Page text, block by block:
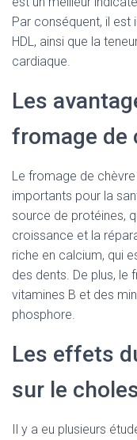
Par conséquent, il est
HDL, ainsi que la
cardiaque.
Les
fromage de
Le fromage de
importants pour la
source de protéines,
croissance et la
riche en calcium, qui
des dents. De plus,
vitamines B et des
phosphore.
Les effets
sur le
Il y a eu plusieurs